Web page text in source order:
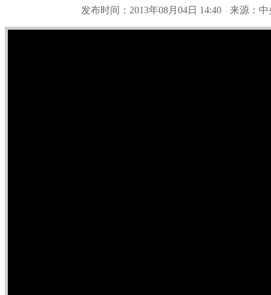
发布时间：2013年08月04日 14:40 来源：中